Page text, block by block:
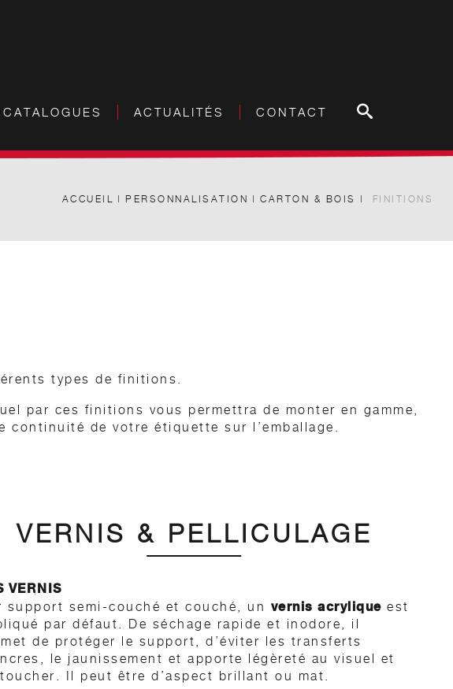
CATALOGUES ACTUALITÉS CONTACT
ACCUEIL PERSONNALISATION CARTON & BOIS FINITIONS
types de finitions.
par ces finitions vous permettra de monter en gamme,
de votre étiquette sur l’emballage.
VERNIS & PELLICULAGE
VERNIS
support semi-couché et couché, un vernis acrylique est
par défaut. De séchage rapide et inodore, il
de protéger le support, d’éviter les transferts
le jaunissement et apporte légèreté au visuel et
Il peut être d’aspect brillant ou mat.